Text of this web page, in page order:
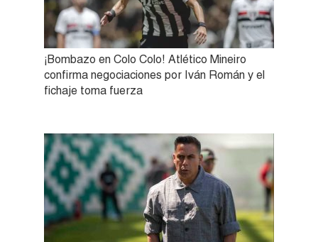
¡Bombazo en Colo Colo! Atlético Mineiro
confirma negociaciones por Iván Román y el
fichaje toma fuerza